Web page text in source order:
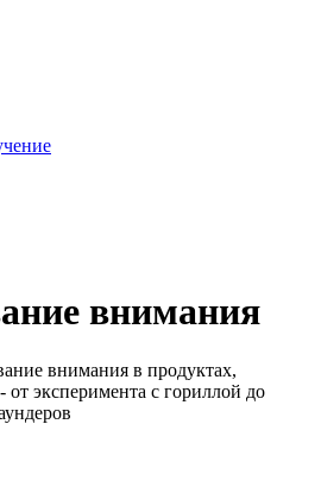
внимания
внимания в продуктах,
эксперимента с гориллой до